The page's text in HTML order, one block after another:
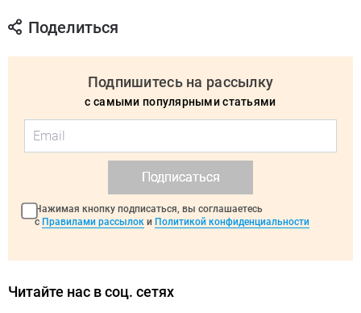
Поделиться
Подпишитесь на рассылку
с самыми популярными статьями
Подписаться
Нажимая кнопку подписаться, вы соглашаетесь
с Правилами рассылок и Политикой конфиденциальности
Читайте нас в соц. сетях